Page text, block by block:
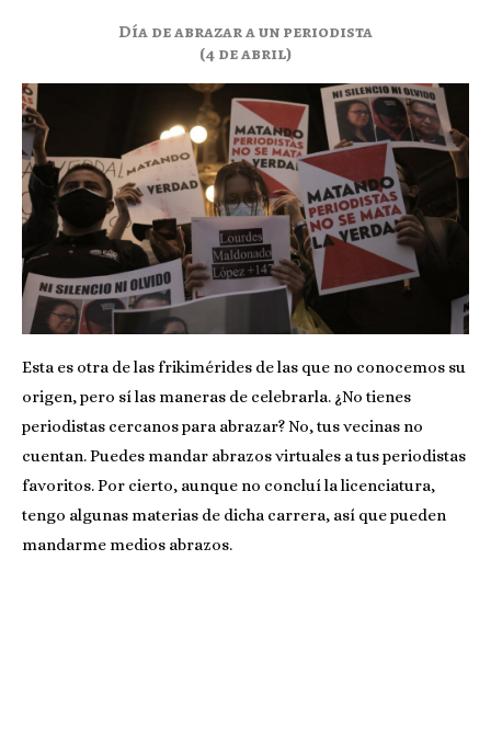
Día de abrazar a un periodista
(4 de abril)
Esta es otra de las frikimérides de las que no conocemos su
origen, pero sí las maneras de celebrarla. ¿No tienes
periodistas cercanos para abrazar? No, tus vecinas no
cuentan. Puedes mandar abrazos virtuales a tus periodistas
favoritos. Por cierto, aunque no concluí la licenciatura,
tengo algunas materias de dicha carrera, así que pueden
mandarme medios abrazos.